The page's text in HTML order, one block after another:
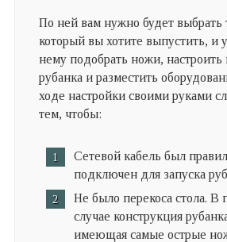
По ней вам нужно будет выбрать
который вы хотите выпустить, и
нему подобрать ножи,
рубанка и разместить
ходе настройки своими руками
тем, чтобы:
Сетевой кабель был
подключен для запуска
Не было перекоса стола. В
случае конструкция
имеющая самые острые